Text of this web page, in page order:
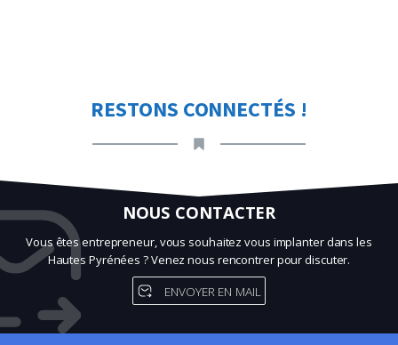
RESTONS CONNECTÉS !
NOUS CONTACTER
Vous êtes entrepreneur, vous souhaitez vous implanter dans les
Hautes Pyrénées ? Venez nous rencontrer pour discuter.
ENVOYER EN MAIL